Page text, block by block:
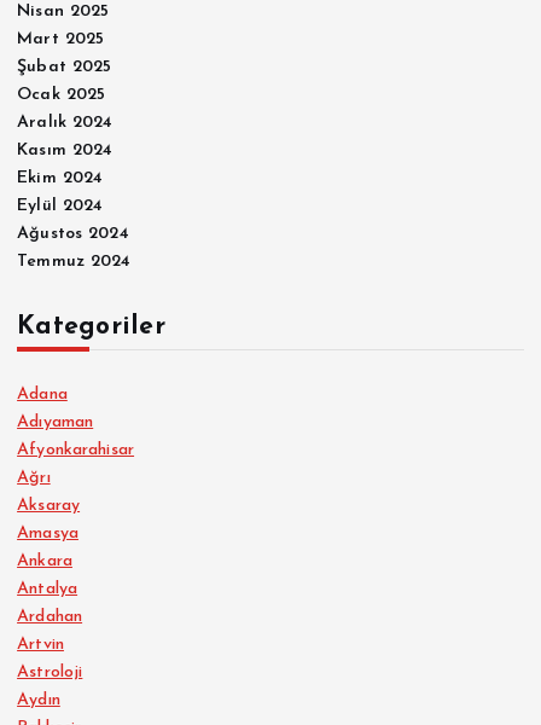
Nisan 2025
Mart 2025
Şubat 2025
Ocak 2025
Aralık 2024
Kasım 2024
Ekim 2024
Eylül 2024
Ağustos 2024
Temmuz 2024
Kategoriler
Adana
Adıyaman
Afyonkarahisar
Ağrı
Aksaray
Amasya
Ankara
Antalya
Ardahan
Artvin
Astroloji
Aydın